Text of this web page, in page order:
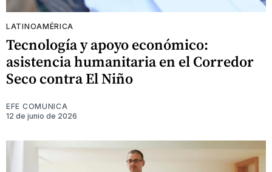
LATINOAMÉRICA
Tecnología y apoyo económico:
asistencia humanitaria en el Corredor
Seco contra El Niño
EFE COMUNICA
12 de junio de 2026